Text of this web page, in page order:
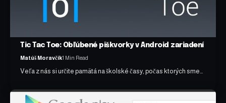
Tic Tac Toe: Obľúbené piškvorky v Android zariadení
Matúš Moravčík1 Min Read
Veľa z nás si určite pamätá na školské časy, počas ktorých sme…